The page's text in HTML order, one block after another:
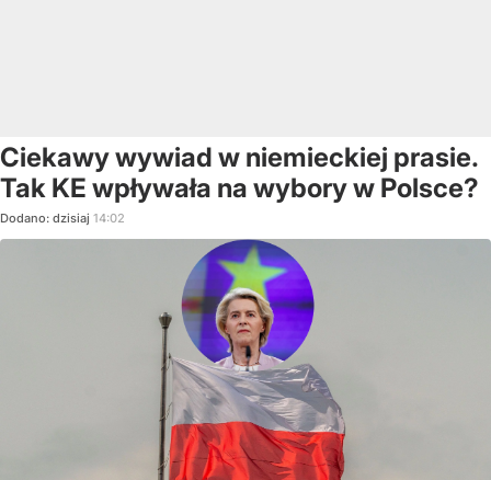
Ciekawy wywiad w niemieckiej prasie.
Tak KE wpływała na wybory w Polsce?
Dodano: dzisiaj 14:02